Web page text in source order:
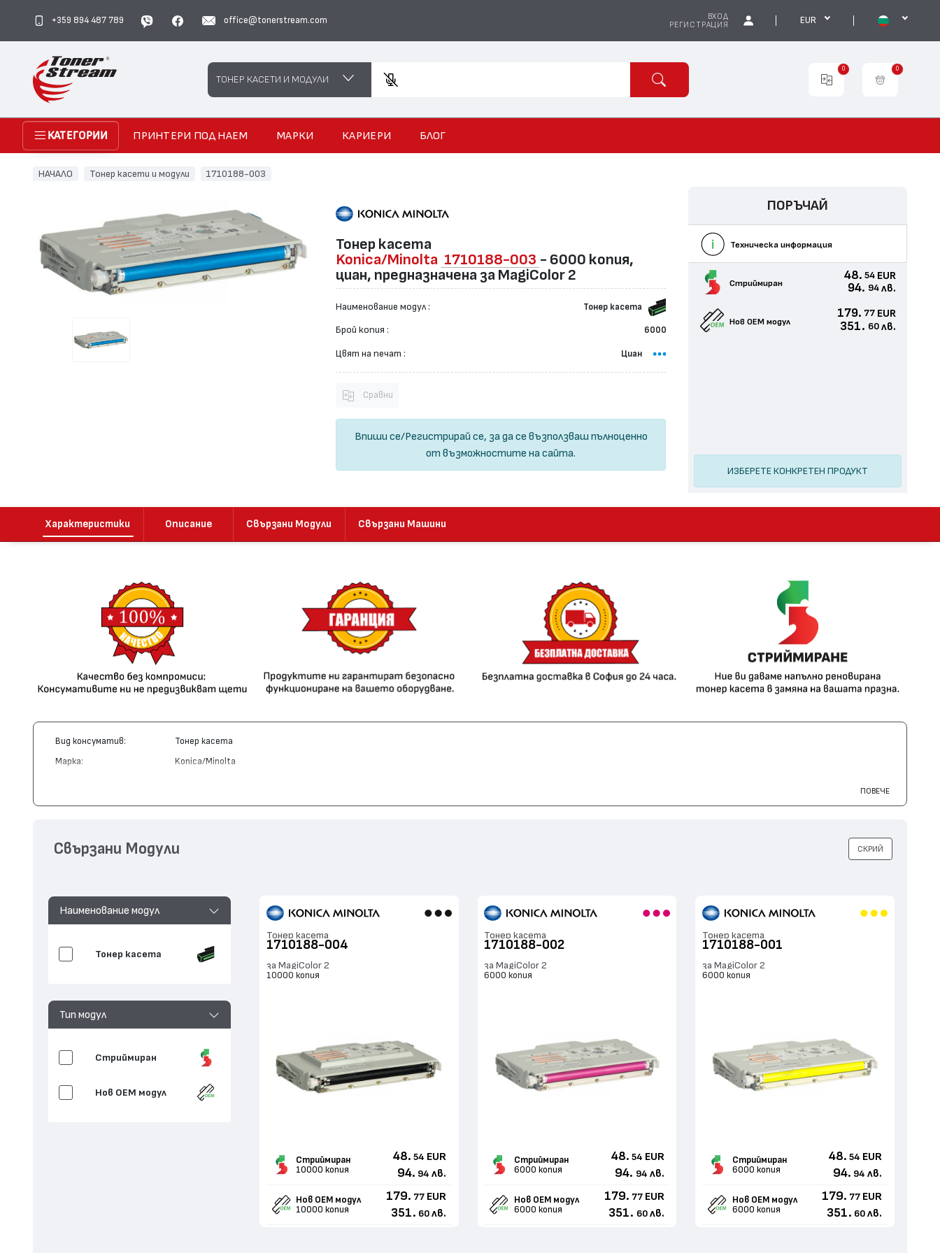
ВХОД
РЕГИСТРАЦИЯ
EUR
+359 894 487 789 office@tonerstream.com
Search
ТОНЕР КАСЕТИ И МОДУЛИ
0 0
КАТЕГОРИИ ПРИНТЕРИ ПОД НАЕМ МАРКИ КАРИЕРИ БЛОГ
НАЧАЛО Тонер касети и модули 1710188-003
Тонер касета
Konica/Minolta 1710188-003 - 6000 копия,
циан, предназначена за MagiColor 2
Наименование модул : Тонер касета
Брой копия : 6000
Цвят на печат : Циан
Сравни
Впиши се/Регистрирай се, за да се възползваш пълноценно
от възможностите на сайта.
ПОРЪЧАЙ
Техническа информация
Стриймиран
48. 54 EUR
94. 94 лв.
Нов ОЕМ модул
179. 77 EUR
351. 60 лв.
ИЗБЕРЕТЕ КОНКРЕТЕН ПРОДУКТ
Характеристики Описание Свързани Модули Свързани Машини
Вид консуматив: Тонер касета
Марка: Konica/Minolta
Съвместими устройства:
ПОВЕЧЕ
Наименование модул
Тонер касета
Тип модул
Стриймиран
Нов ОЕМ модул
Тонер касета
1710188-004
за MagiColor 2
10000 копия
Стриймиран
10000 копия
48. 54 EUR
94. 94 лв.
Нов ОЕМ модул
10000 копия
179. 77 EUR
351. 60 лв.
Тонер касета
1710188-002
за MagiColor 2
6000 копия
Стриймиран
6000 копия
48. 54 EUR
94. 94 лв.
Нов ОЕМ модул
6000 копия
179. 77 EUR
351. 60 лв.
Тонер касета
1710188-001
за MagiColor 2
6000 копия
Стриймиран
6000 копия
48. 54 EUR
94. 94 лв.
Нов ОЕМ модул
6000 копия
179. 77 EUR
351. 60 лв.
Свързани Модули СКРИЙ